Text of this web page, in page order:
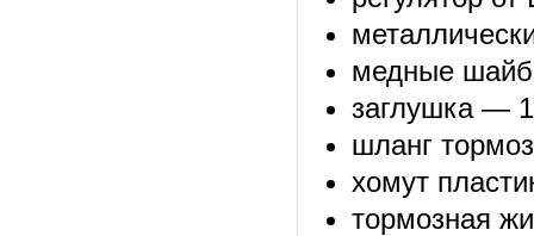
медные
заглушка —
шланг
хомут
тормозная